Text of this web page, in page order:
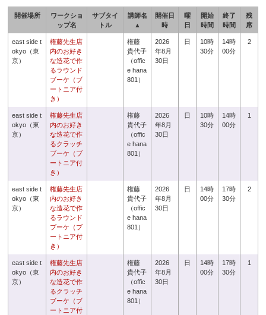
開催場所
ワークショ
ップ名
サブタイ
トル
講師名
▲
開催日
時
曜
日
開始
時間
終了
時間
残
席
east side t
okyo（東
京）
権藤先生店
内のお好き
な造花で作
るラウンド
ブーケ（ブ
ートニア付
き）
権藤
貴代子
（offic
e hana
801）
2026
年8月
30日
日
10時
30分
14時
00分
2
east side t
okyo（東
京）
権藤先生店
内のお好き
な造花で作
るクラッチ
ブーケ（ブ
ートニア付
き）
権藤
貴代子
（offic
e hana
801）
2026
年8月
30日
日
10時
30分
14時
00分
1
east side t
okyo（東
京）
権藤先生店
内のお好き
な造花で作
るラウンド
ブーケ（ブ
ートニア付
き）
権藤
貴代子
（offic
e hana
801）
2026
年8月
30日
日
14時
00分
17時
30分
2
east side t
okyo（東
京）
権藤先生店
内のお好き
な造花で作
るクラッチ
ブーケ（ブ
ートニア付
権藤
貴代子
（offic
e hana
801）
2026
年8月
30日
日
14時
00分
17時
30分
1